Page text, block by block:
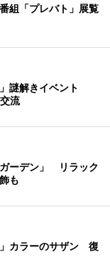
組「プレバト」展覧
謎解きイベント
流
ーデン」 リラック
も
カラーのサザン 復